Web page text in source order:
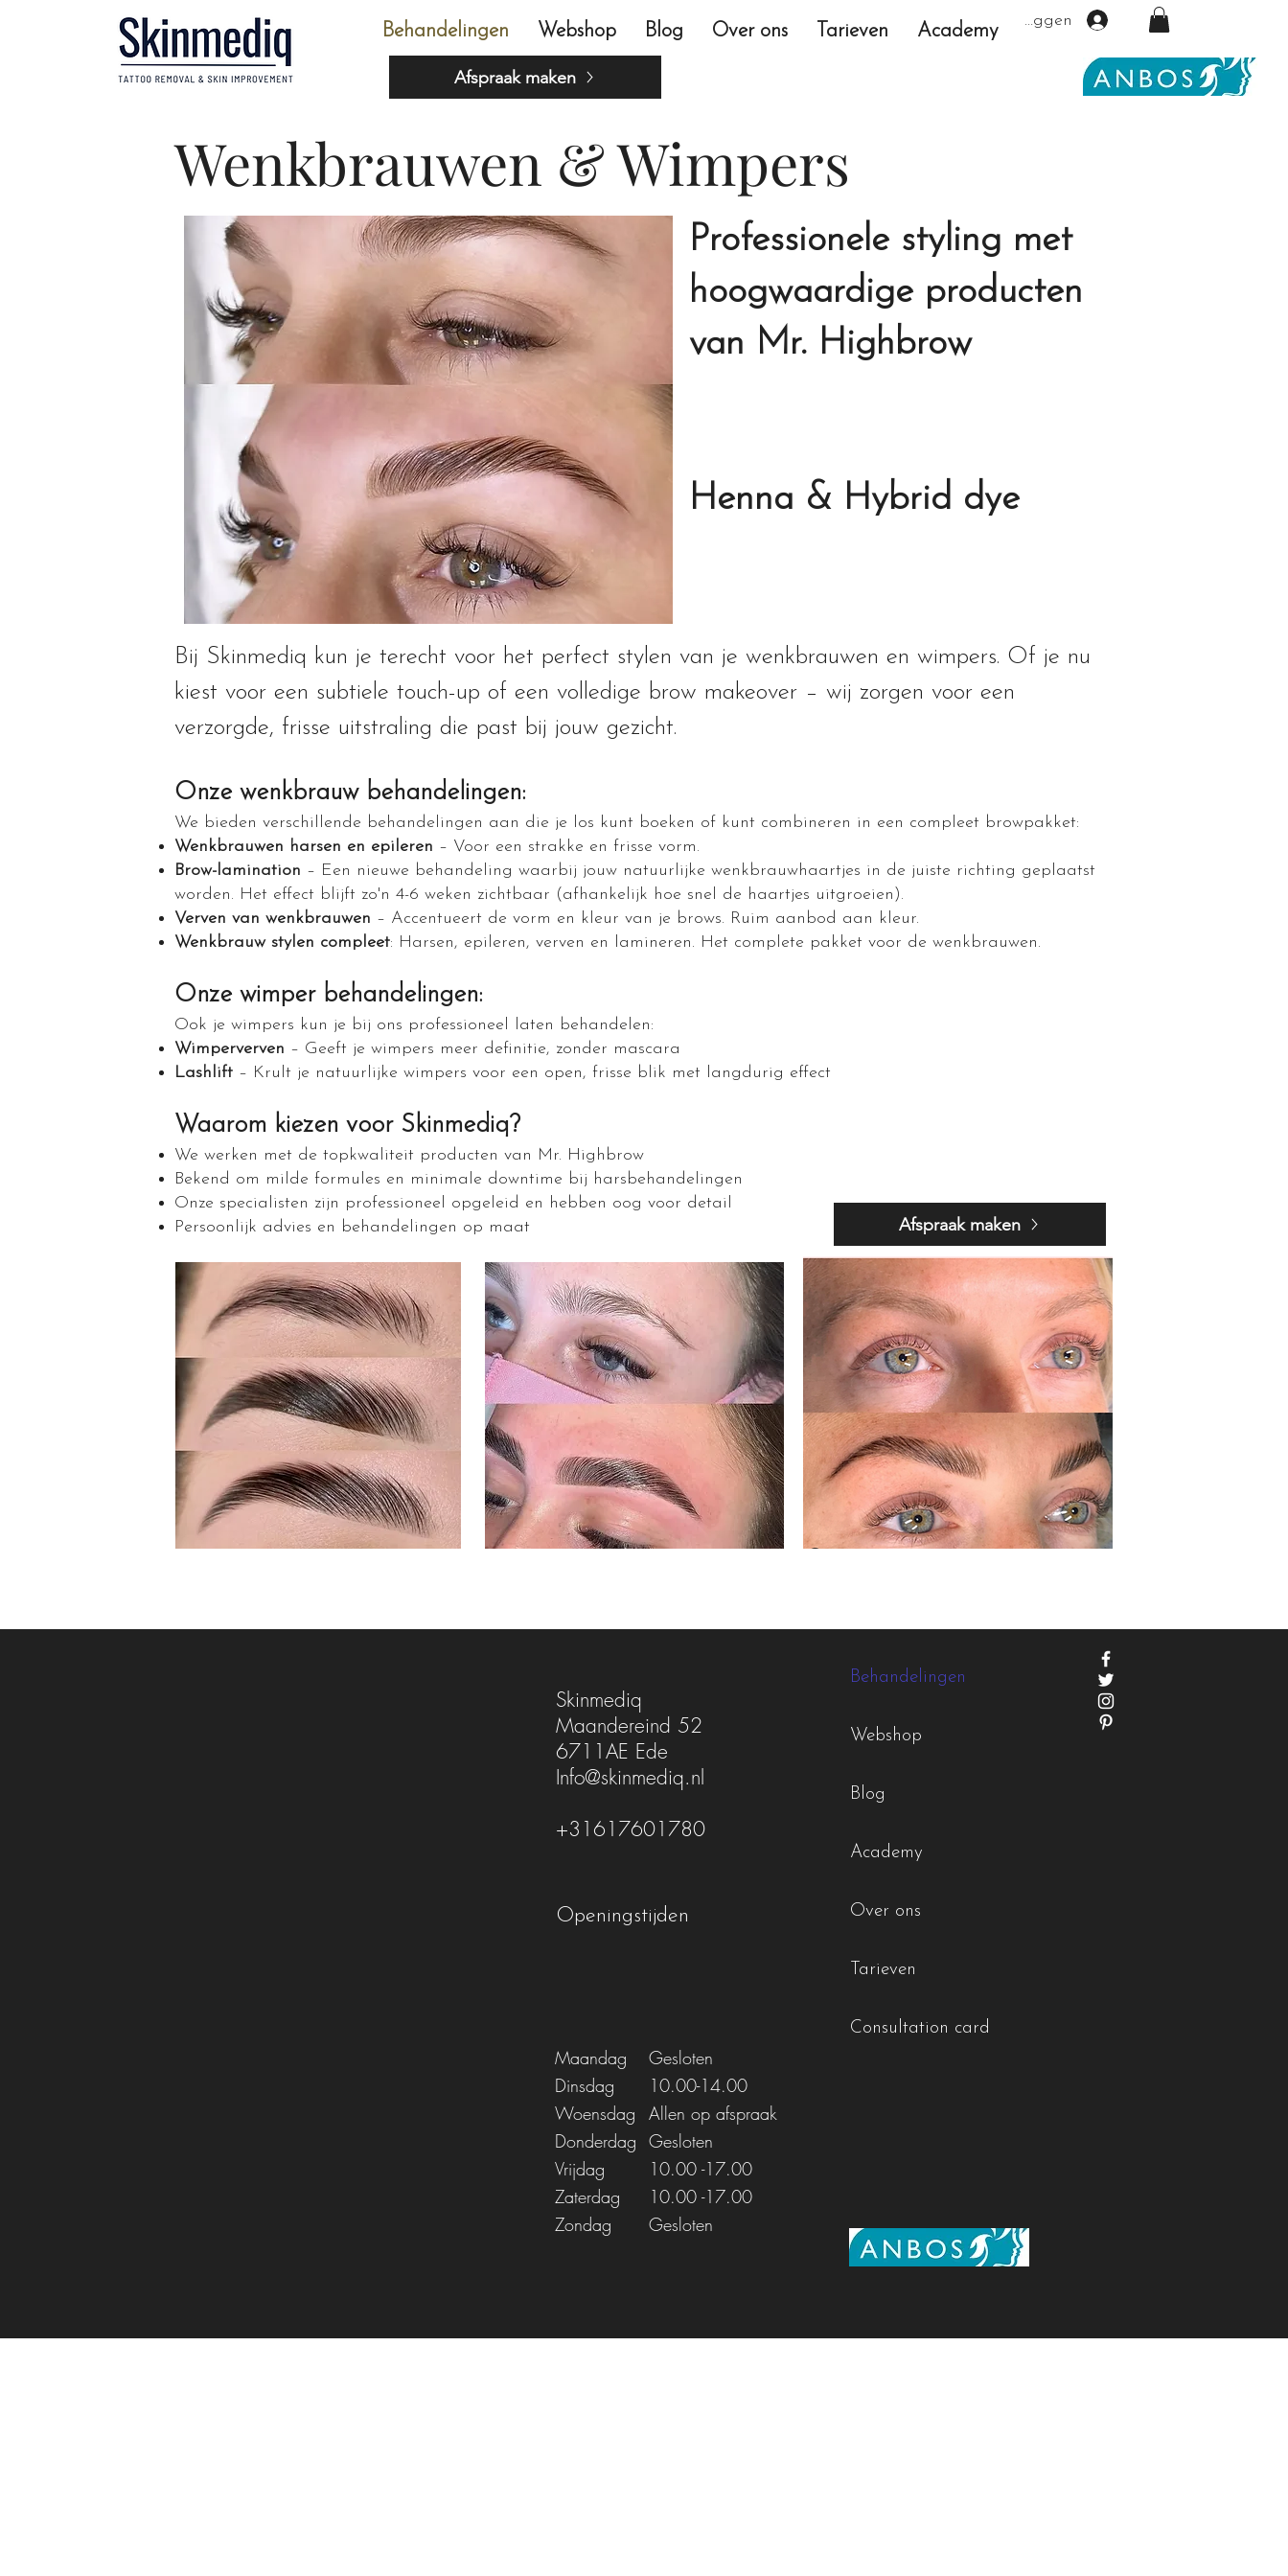
Behandelingen Webshop Blog Over ons Tarieven Academy
Afspraak maken
Inloggen
Wenkbrauwen & Wimpers
Professionele styling met
hoogwaardige producten
van Mr. Highbrow
Henna & Hybrid dye
Bij Skinmediq kun je terecht voor het perfect stylen van je wenkbrauwen en wimpers. Of je nu
kiest voor een subtiele touch-up of een volledige brow makeover – wij zorgen voor een
verzorgde, frisse uitstraling die past bij jouw gezicht.
Onze wenkbrauw behandelingen:
We bieden verschillende behandelingen aan die je los kunt boeken of kunt combineren in een compleet browpakket:
Wenkbrauwen harsen en epileren – Voor een strakke en frisse vorm.
Brow-lamination – Een nieuwe behandeling waarbij jouw natuurlijke wenkbrauwhaartjes in de juiste richting geplaatst
worden. Het effect blijft zo'n 4-6 weken zichtbaar (afhankelijk hoe snel de haartjes uitgroeien).
Verven van wenkbrauwen – Accentueert de vorm en kleur van je brows. Ruim aanbod aan kleur.
Wenkbrauw stylen compleet: Harsen, epileren, verven en lamineren. Het complete pakket voor de wenkbrauwen.
Onze wimper behandelingen:
Ook je wimpers kun je bij ons professioneel laten behandelen:
Wimperverven – Geeft je wimpers meer definitie, zonder mascara
Lashlift – Krult je natuurlijke wimpers voor een open, frisse blik met langdurig effect
Waarom kiezen voor Skinmediq?
We werken met de topkwaliteit producten van Mr. Highbrow
Bekend om milde formules en minimale downtime bij harsbehandelingen
Onze specialisten zijn professioneel opgeleid en hebben oog voor detail
Persoonlijk advies en behandelingen op maat
Afspraak maken
Skinmediq
Maandereind 52
6711AE Ede
Info@skinmediq.nl
+31617601780
Behandelingen
Webshop
Blog
Academy
Over ons
Tarieven
Consultation card
Openingstijden
Maandag
Dinsdag
Woensdag
Donderdag
Vrijdag
Zaterdag
Zondag
Gesloten
10.00-14.00
Allen op afspraak
Gesloten
10.00-17.00
10.00-17.00
Gesloten